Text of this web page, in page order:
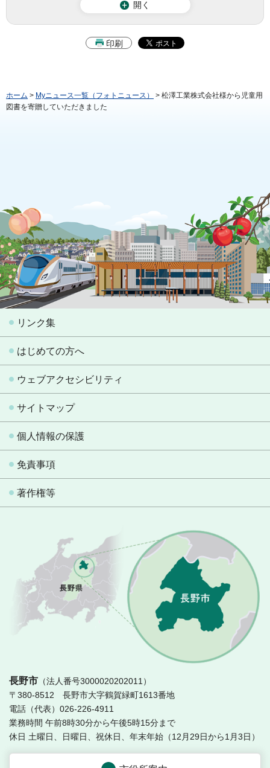
開く
印刷
ホーム > Myニュース一覧（フォトニュース）
> 松澤工業株式会社様から児童用
図書を寄贈していただきました
リンク集
はじめての方へ
ウェブアクセシビリティ
サイトマップ
個人情報の保護
免責事項
著作権等
長野市 （法人番号3000020202011）
〒380-8512 長野市大字鶴賀緑町1613番地
電話（代表）026-226-4911
業務時間 午前8時30分から午後5時15分まで
休日 土曜日、日曜日、祝休日、年末年始（12月29日から1月3日）